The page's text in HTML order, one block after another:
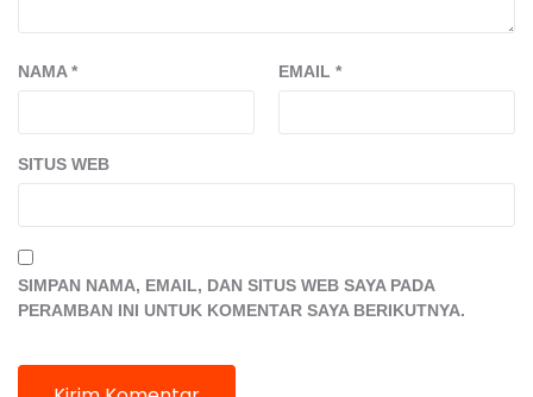
NAMA* EMAIL *
SITUS WEB
SIMPAN NAMA, EMAIL, DAN SITUS WEB SAYA PADA
PERAMBAN INI UNTUK KOMENTAR SAYA BERIKUTNYA.